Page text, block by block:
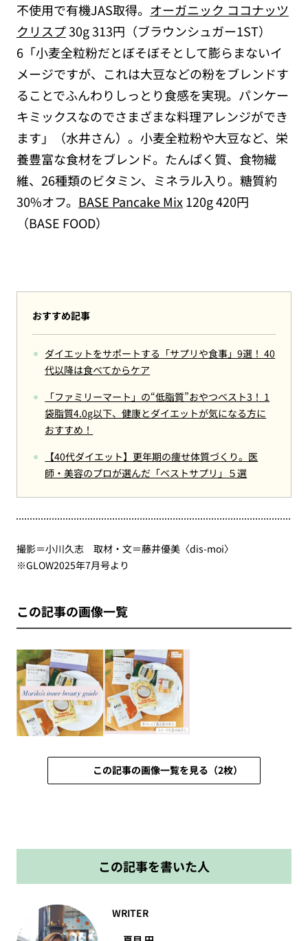
不使用で有機JAS取得。 オーガニック ココナッツ
クリスプ30g 313円（ブラウンシュガー1ST）
6「小麦全粒粉だとぼそぼそとして膨らまないイ
メージですが、これは大豆などの粉をブレンドす
ることでふんわりしっとり食感を実現。パンケー
キミックスなのでさまざまな料理アレンジができ
ます」（水井さん）。小麦全粒粉や大豆など、栄
養豊富な食材をブレンド。たんぱく質、食物繊
維、26種類のビタミン、ミネラル入り。糖質約
30%オフ。 BASE Pancake Mix120g 420円
（BASE FOOD）
おすすめ記事
ダイエットをサポートする「サプリや食事」9選！ 40
代以降は食べてからケア
「ファミリーマート」の“低脂質”おやつベスト3！ 1
袋脂質4.0g以下、健康とダイエットが気になる方に
おすすめ！
【40代ダイエット】更年期の痩せ体質づくり。医
師・美容のプロが選んだ「ベストサプリ」５選
撮影＝小川久志 取材・文＝藤井優美〈dis-moi〉
※GLOW2025年7月号より
この記事の画像一覧
この記事の画像一覧を見る（2枚）
この記事を書いた人
WRITER